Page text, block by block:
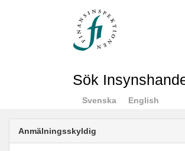
Sök
Svenska English
Anmälningsskyldig